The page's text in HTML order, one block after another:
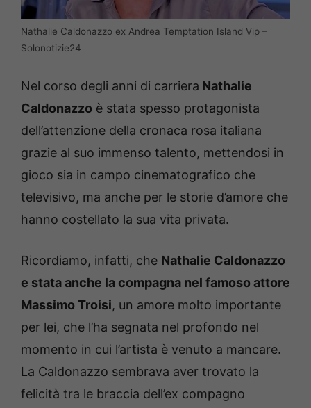
Nathalie Caldonazzo ex Andrea Temptation Island Vip –
Solonotizie24
Nel corso degli anni di carriera Nathalie
Caldonazzo è stata spesso protagonista
dell’attenzione della cronaca rosa italiana
grazie al suo immenso talento, mettendosi in
gioco sia in campo cinematografico che
televisivo, ma anche per le storie d’amore che
hanno costellato la sua vita privata.
Ricordiamo, infatti, che Nathalie Caldonazzo
e stata anche la compagna nel famoso attore
Massimo Troisi, un amore molto importante
per lei, che l’ha segnata nel profondo nel
momento in cui l’artista è venuto a mancare.
La Caldonazzo sembrava aver trovato la
felicità tra le braccia dell’ex compagno